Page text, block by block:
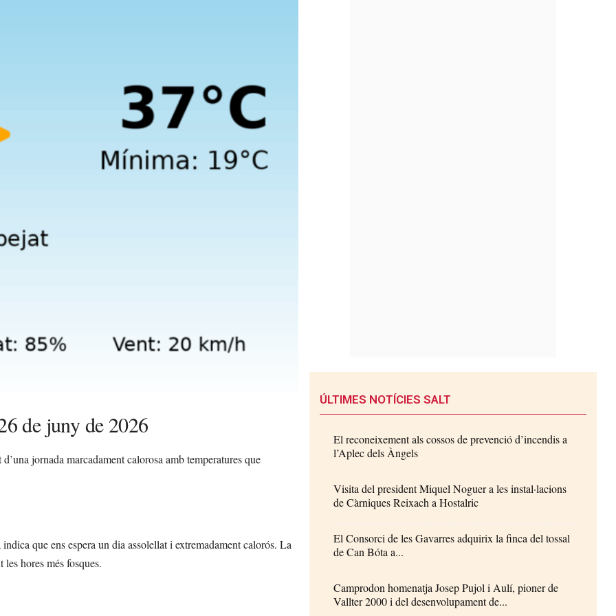
de juny de 2026
jornada marcadament calorosa amb temperatures que
que ens espera un dia assolellat i extremadament calorós. La
hores més fosques.
ÚLTIMES NOTÍCIES SALT
El reconeixement als cossos de prevenció d’incendis a
l’Aplec dels Àngels
Visita del president Miquel Noguer a les instal·lacions
de Càrniques Reixach a Hostalric
El Consorci de les Gavarres adquirix la finca del tossal
de Can Bóta a...
Camprodon homenatja Josep Pujol i Aulí, pioner de
Vallter 2000 i del desenvolupament de...